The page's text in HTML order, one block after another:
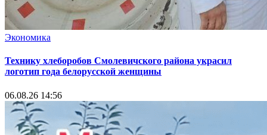
Экономика
Технику хлеборобов Смолевичского района украсил
логотип года белорусской женщины
06.08.26 14:56